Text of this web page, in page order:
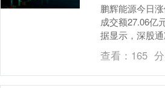
鹏辉能源今日
成交额27.06亿
据显示，深股
席位合计净卖
查看： 165